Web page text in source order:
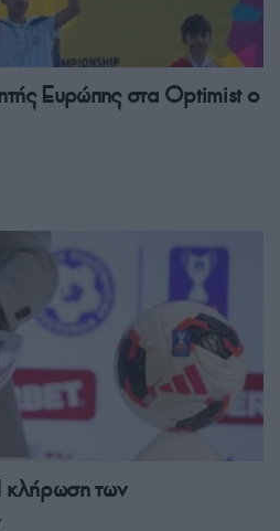
Ευρώπης στα Optimist ο
των